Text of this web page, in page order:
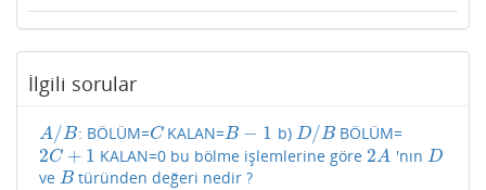
İlgili sorular
A/B
A/B : BÖLÜM=C
C KALAN=B − 1
B− 1 b) D/B
D/B BÖLÜM=
2C + 1
2C+ 1 KALAN=0 bu bölme işlemlerine göre 2A
2A 'nın D
D
ve B
B türünden değeri nedir ?